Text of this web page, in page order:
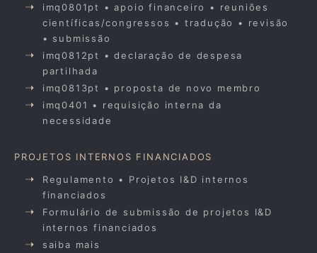
imq0801pt • apoio financeiro • reuniões
científicas/congressos • tradução • revisão
• submissão
imq0812pt • declaração de despesa
partilhada
imq0813pt • proposta de novo membro
imq0401 • requisição interna da
necessidade
PROJETOS INTERNOS FINANCIADOS
Regulamento • Projetos I&D internos
financiados
Formulário de submissão de projetos I&D
internos financiados
saiba mais